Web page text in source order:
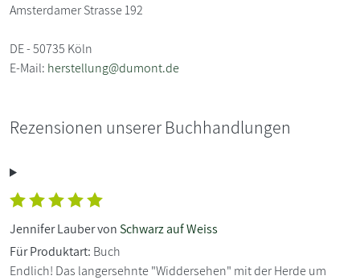
Amsterdamer Strasse 192
DE - 50735 Köln
E-Mail: herstellung@dumont.de
Rezensionen unserer Buchhandlungen
Jennifer Lauber von Schwarz auf Weiss
Für Produktart: Buch
Endlich! Das langersehnte "Widdersehen" mit der Herde um